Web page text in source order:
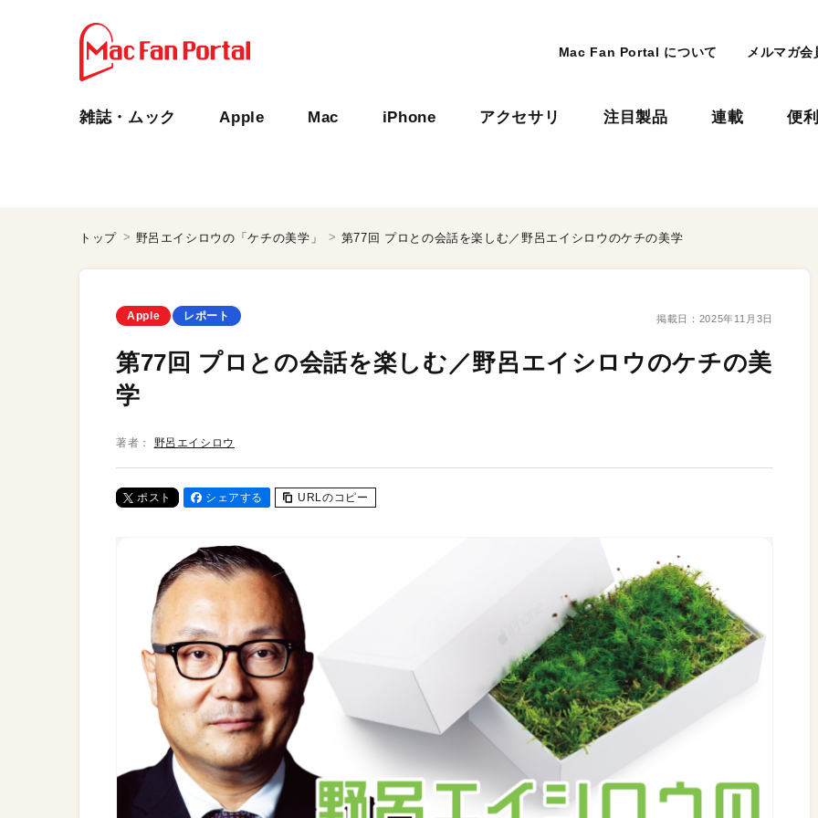
Mac Fan Portal について メルマガ会
雑誌・ムック Apple Mac iPhone アクセサリ 注目製品 連載 便
トップ 野呂エイシロウの「ケチの美学」 第77回 プロとの会話を楽しむ／野呂エイシロウのケチの美学
Apple レポート 掲載日： 2025年11月3日
第77回 プロとの会話を楽しむ／野呂エイシロウのケチの美
学
著者： 野呂エイシロウ
ポスト シェアする URLのコピー